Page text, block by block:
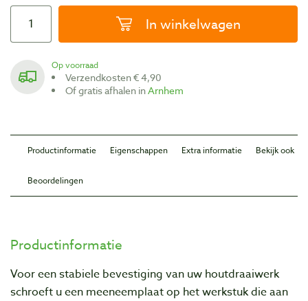
In winkelwagen
Op voorraad
Verzendkosten € 4,90
Of gratis afhalen inArnhem
Productinformatie Eigenschappen Extra informatie Bekijk ook
Beoordelingen
Productinformatie
Voor een stabiele bevestiging van uw houtdraaiwerk
schroeft u een meeneemplaat op het werkstuk die aan